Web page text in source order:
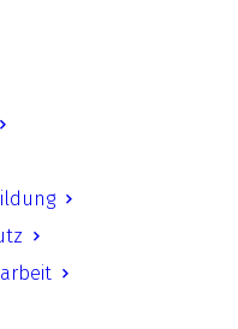
übersehen. Die
„Die letzte
wie „Just
umstrittene
wie
Klimakrise